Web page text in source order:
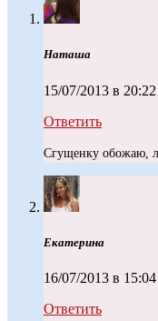
Наташа
15/07/2013 в 20:22
Ответить
Сгущенку обожаю,
Екатерина
16/07/2013 в 15:04
Ответить